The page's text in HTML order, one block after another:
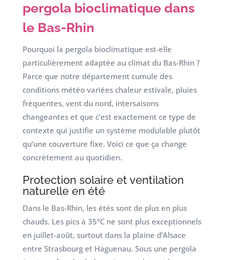
pergola bioclimatique dans
le Bas-Rhin
Pourquoi la pergola bioclimatique est-elle
particulièrement adaptée au climat du Bas-Rhin ?
Parce que notre département cumule des
conditions météo variées chaleur estivale, pluies
fréquentes, vent du nord, intersaisons
changeantes et que c’est exactement ce type de
contexte qui justifie un système modulable plutôt
qu’une couverture fixe. Voici ce que ça change
concrètement au quotidien.
Protection solaire et ventilation
naturelle en été
Dans le Bas-Rhin, les étés sont de plus en plus
chauds. Les pics à 35°C ne sont plus exceptionnels
en juillet-août, surtout dans la plaine d’Alsace
entre Strasbourg et Haguenau. Sous une pergola